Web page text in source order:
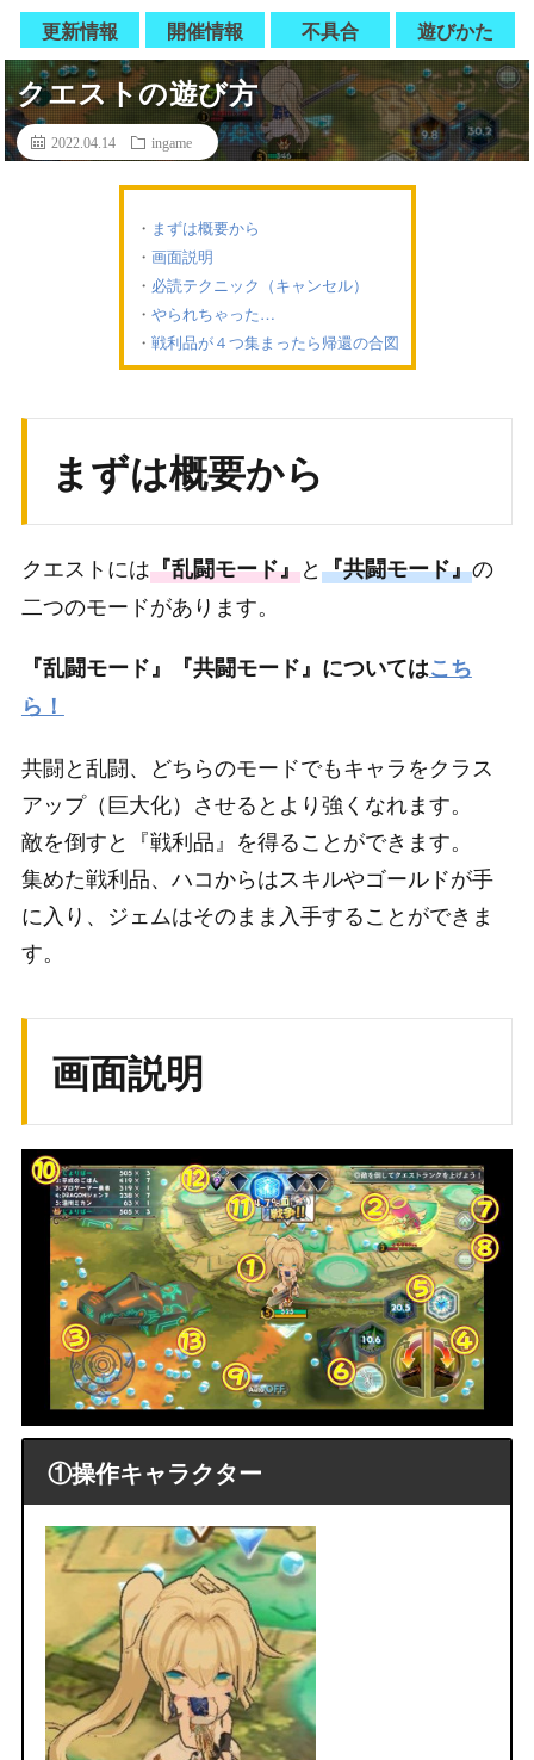
更新情報 開催情報 不具合 遊びかた
クエストの遊び方
2022.04.14 ingame
まずは概要から
画面説明
必読テクニック（キャンセル）
やられちゃった…
戦利品が４つ集まったら帰還の合図
まずは概要から
クエストには『乱闘モード』と『共闘モード』の
二つのモードがあります。
『乱闘モード』『共闘モード』についてはこち
ら！
共闘と乱闘、どちらのモードでもキャラをクラス
アップ（巨大化）させるとより強くなれます。
敵を倒すと『戦利品』を得ることができます。
集めた戦利品、ハコからはスキルやゴールドが手
に入り、ジェムはそのまま入手することができま
す。
画面説明
①操作キャラクター